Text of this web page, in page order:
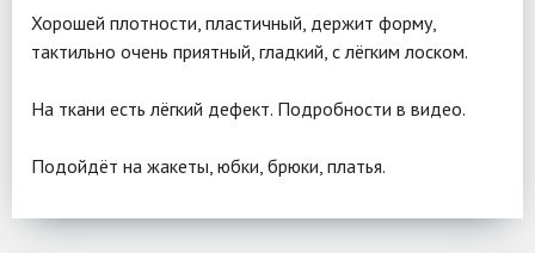
Хорошей плотности, пластичный, держит форму,
тактильно очень приятный, гладкий, с лёгким лоском.
На ткани есть лёгкий дефект. Подробности в видео.
Подойдёт на жакеты, юбки, брюки, платья.